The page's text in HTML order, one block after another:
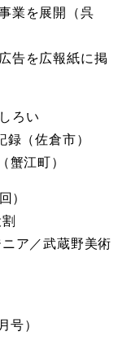
業を展開（呉
告を広報紙に掲
ろい
録（佐倉市）
蟹江町）
）
ア／武蔵野美術
号）